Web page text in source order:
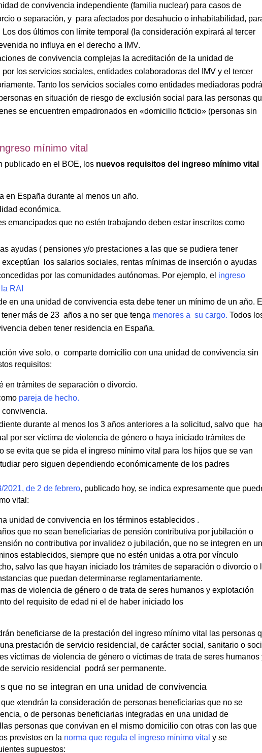
de convivencia independiente (familia nuclear) para casos de
o separación, y para afectados por desahucio o inhabitabilidad,
dos últimos con límite temporal (la consideración expirará al tercer
no influya en el derecho a IMV.
de convivencia complejas la acreditación de la unidad de
los servicios sociales, entidades colaboradoras del IMV y el tercer
Tanto los servicios sociales como entidades mediadoras
en situación de riesgo de exclusión social para las personas
se encuentren empadronados en «domicilio ficticio» (personas sin
mínimo vital
publicado en el BOE, los nuevos requisitos del ingreso mínimo vital
en España durante al menos un año.
económica.
emancipados que no estén trabajando deben estar inscritos como
ayudas ( pensiones y/o prestaciones a las que se pudiera tener
los salarios sociales, rentas mínimas de inserción o ayudas
por las comunidades autónomas. Por ejemplo, el ingreso
RAI
en una unidad de convivencia esta debe tener un mínimo de un año. El
más de 23 años a no ser que tenga menores a su cargo. Todos
deben tener residencia en España.
vive solo, o comparte domicilio con una unidad de convivencia sin
requisitos:
en trámites de separación o divorcio.
pareja de hecho.
convivencia.
durante al menos los 3 años anteriores a la solicitud, salvo que
por ser víctima de violencia de género o haya iniciado trámites de
se evita que se pida el ingreso mínimo vital para los hijos que se van
pero siguen dependiendo económicamente de los padres
2021, de 2 de febrero, publicado hoy, se indica expresamente que
vital:
unidad de convivencia en los términos establecidos .
que no sean beneficiarias de pensión contributiva por jubilación o
no contributiva por invalidez o jubilación, que no se integren en
establecidos, siempre que no estén unidas a otra por vínculo
salvo las que hayan iniciado los trámites de separación o divorcio o
que puedan determinarse reglamentariamente.
de violencia de género o de trata de seres humanos y explotación
del requisito de edad ni el de haber iniciado los
beneficiarse de la prestación del ingreso mínimo vital las personas
prestación de servicio residencial, de carácter social, sanitario o
víctimas de violencia de género o víctimas de trata de seres humanos
servicio residencial podrá ser permanente.
que no se integran en una unidad de convivencia
«tendrán la consideración de personas beneficiarias que no se
o de personas beneficiarias integradas en una unidad de
personas que convivan en el mismo domicilio con otras con las que
previstos en la norma que regula el ingreso mínimo vitaly se
supuestos: